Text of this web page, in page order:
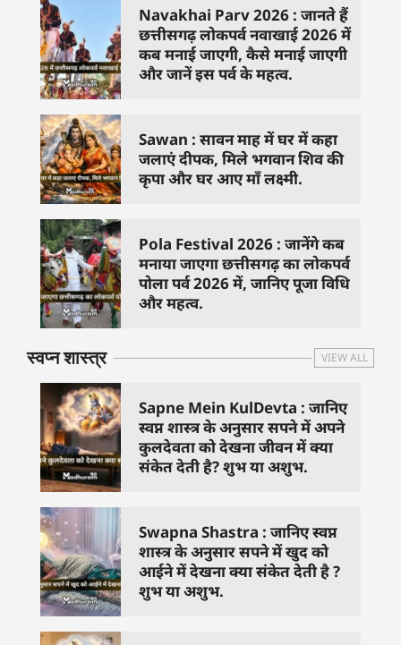
Navakhai Parv 2026 : जानते हैं
छत्तीसगढ़ लोकपर्व नवाखाई 2026 में
कब मनाई जाएगी, कैसे मनाई जाएगी
और जानें इस पर्व के महत्व.
Sawan : सावन माह में घर में कहा
जलाएं दीपक, मिले भगवान शिव की
कृपा और घर आए माँ लक्ष्मी.
Pola Festival 2026 : जानेंगे कब
मनाया जाएगा छत्तीसगढ़ का लोकपर्व
पोला पर्व 2026 में, जानिए पूजा विधि
और महत्व.
स्वप्न शास्त्र VIEW ALL
Sapne Mein KulDevta : जानिए
स्वप्न शास्त्र के अनुसार सपने में अपने
कुलदेवता को देखना जीवन में क्या
संकेत देती है? शुभ या अशुभ.
Swapna Shastra : जानिए स्वप्न
शास्त्र के अनुसार सपने में खुद को
आईने में देखना क्या संकेत देती है ?
शुभ या अशुभ.